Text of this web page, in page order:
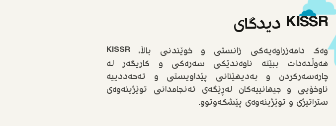
KISSR دیدگای
وەک دامەزراوەیەکی زانستی و خوێندنی باڵا، KISSR
هەوڵدەدات ببێتە ناوەندێکی سەرەکی و کاریگەر لە
چارەسەرکردن و بەدیهێنانی پێداویستی و تەحەددییە
ناوخۆیی و جیهانییەکان لەڕێگەی ئەنجامدانی توێژینەوەی
ستراتیژی و توێژینەوەی پێشکەوتوو.